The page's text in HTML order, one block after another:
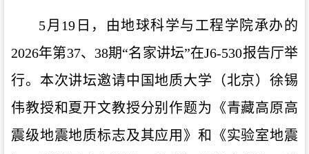
5月19日，由地球科学与工程学院承办的
2026年第37、38期“名家讲坛”在J6-530报告厅举
行。本次讲坛邀请中国地质大学（北京）徐锡
伟教授和夏开文教授分别作题为《青藏高原高
震级地震地质标志及其应用》和《实验室地震